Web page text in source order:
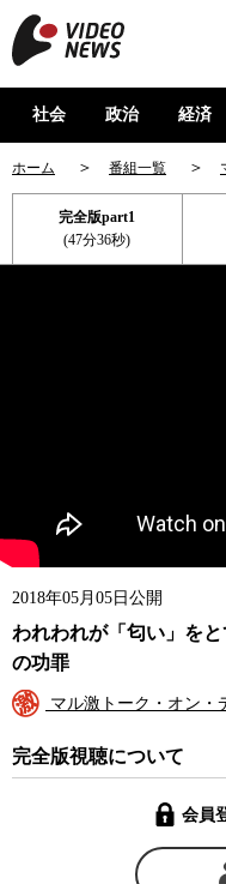
社会 政治 経済
ホーム 番組一覧
完全版part1
(47分36秒)
2018年05月05日公開
われわれが「匂い」を
の功罪
マル激トーク・オン・
完全版視聴について
会員